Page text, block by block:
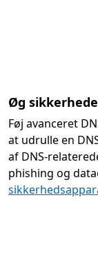
Øg
Føj avanceret
at udrulle en
af DNS-
phishing og